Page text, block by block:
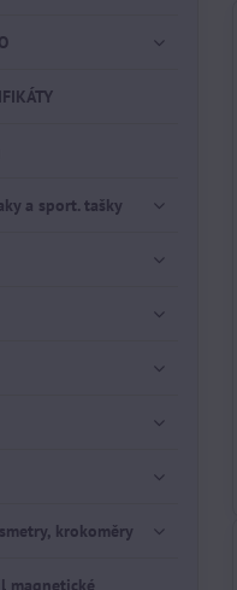
a sport. tašky
krokoměry
magnetické